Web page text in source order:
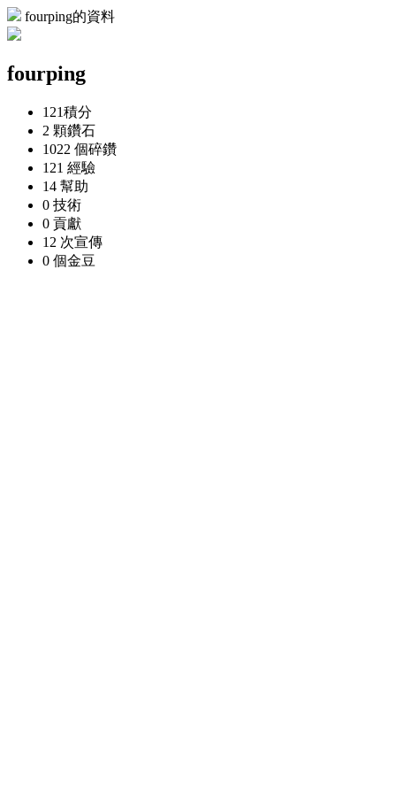
fourping的資料
fourping
121積分
2 顆鑽石
1022 個碎鑽
121 經驗
14 幫助
0 技術
0 貢獻
12 次宣傳
0 個金豆